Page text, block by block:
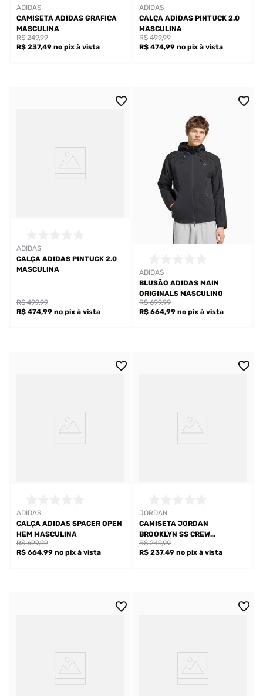
ADIDAS
CAMISETA ADIDAS GRAFICA
MASCULINA
R$ 237,49 no pix à vista
R$ 249,99
ADIDAS
CALÇA ADIDAS PINTUCK 2.0
MASCULINA
R$ 474,99 no pix à vista
R$ 499,99
ADIDAS
CALÇA ADIDAS PINTUCK 2.0
MASCULINA
R$ 474,99 no pix à vista
R$ 499,99
ADIDAS
BLUSÃO ADIDAS MAIN
ORIGINALS MASCULINO
R$ 664,99 no pix à vista
R$ 699,99
ADIDAS
CALÇA ADIDAS SPACER OPEN
HEM MASCULINA
R$ 664,99 no pix à vista
R$ 699,99
JORDAN
CAMISETA JORDAN
BROOKLYN SS CREW
MASCULINA
R$ 237,49 no pix à vista
R$ 249,99